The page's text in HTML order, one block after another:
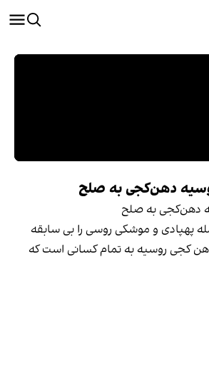
دهن‌کجی به صلح
دهن‌کجی به صلح
پهپادی و موشکی روسی را بی سابقه
کجی روسیه به تمام کسانی است که